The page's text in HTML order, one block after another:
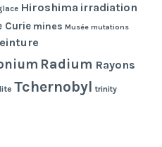
Hiroshima irradiation
Curie mines Musée mutations
Radium Rayons
Tchernobyl trinity